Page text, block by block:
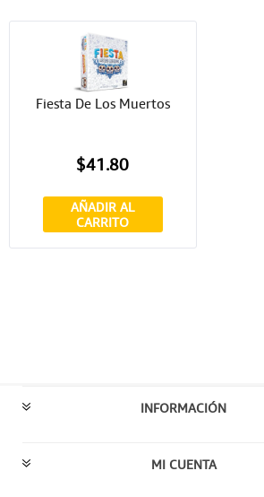
Fiesta De Los Muertos
$41.80
AÑADIR AL
CARRITO
INFORMACIÓN
MI CUENTA